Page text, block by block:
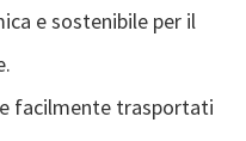
e sostenibile per il
facilmente trasportati